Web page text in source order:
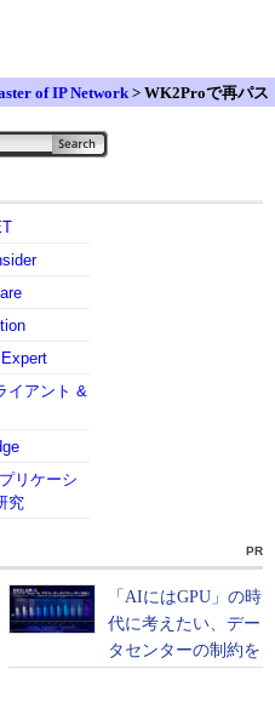
of IP Network > WK2Proで再パス
イアント &
リケーシ
究
PR